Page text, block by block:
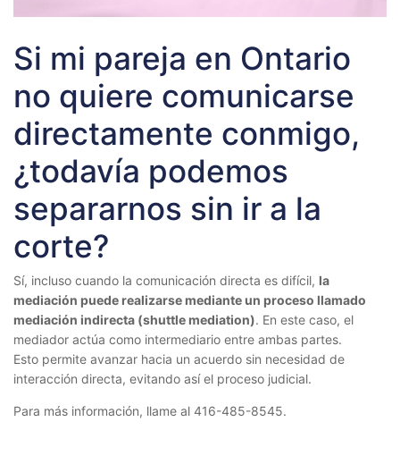
Si mi pareja en Ontario
no quiere comunicarse
directamente conmigo,
¿todavía podemos
separarnos sin ir a la
corte?
Sí, incluso cuando la comunicación directa es difícil, la
mediación puede realizarse mediante un proceso llamado
mediación indirecta (shuttle mediation). En este caso, el
mediador actúa como intermediario entre ambas partes.
Esto permite avanzar hacia un acuerdo sin necesidad de
interacción directa, evitando así el proceso judicial.
Para más información, llame al 416-485-8545.